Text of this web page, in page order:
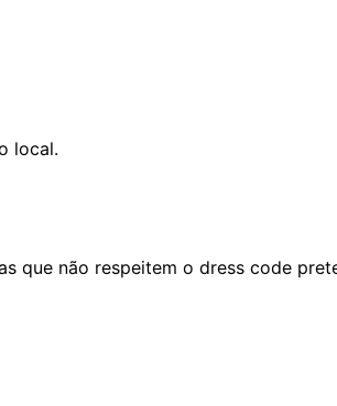
local.
que não respeitem o dress code